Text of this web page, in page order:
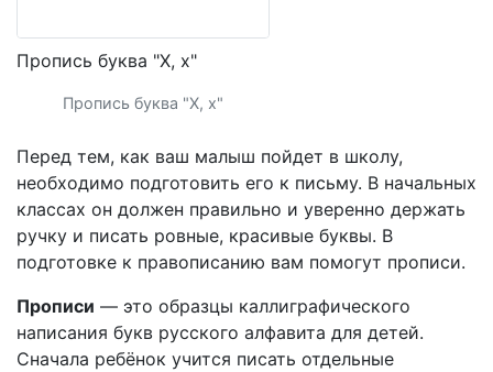
Пропись буква "Х, х"
Пропись буква "Х, х"
Перед тем, как ваш малыш пойдет в школу,
необходимо подготовить его к письму. В начальных
классах он должен правильно и уверенно держать
ручку и писать ровные, красивые буквы. В
подготовке к правописанию вам помогут прописи.
Прописи — это образцы каллиграфического
написания букв русского алфавита для детей.
Сначала ребёнок учится писать отдельные